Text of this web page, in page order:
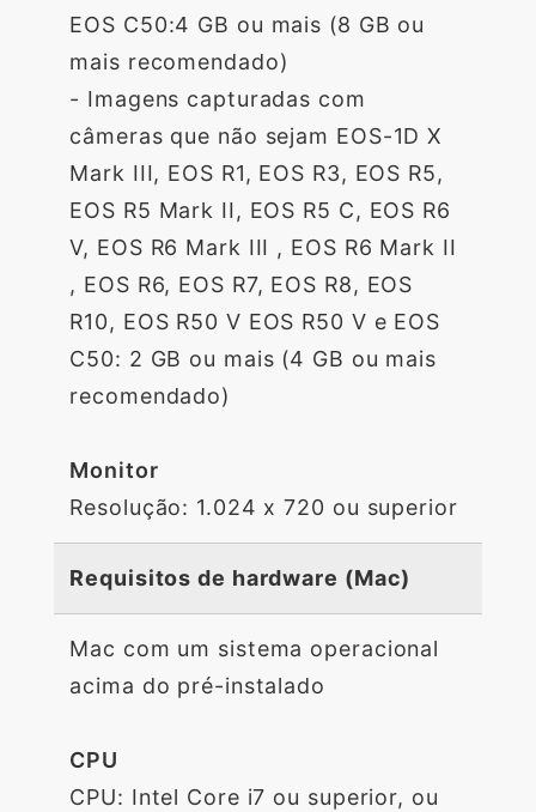
EOS C50:4 GB ou mais (8 GB ou
mais recomendado)
- Imagens capturadas com
câmeras que não sejam EOS-1D X
Mark III, EOS R1, EOS R3, EOS R5,
EOS R5 Mark II, EOS R5 C, EOS R6
V, EOS R6 Mark III , EOS R6 Mark II
, EOS R6, EOS R7, EOS R8, EOS
R10, EOS R50 V EOS R50 V e EOS
C50: 2 GB ou mais (4 GB ou mais
recomendado)
Monitor
Resolução: 1.024 x 720 ou superior
Requisitos de hardware (Mac)
Mac com um sistema operacional
acima do pré-instalado
CPU
CPU: Intel Core i7 ou superior, ou